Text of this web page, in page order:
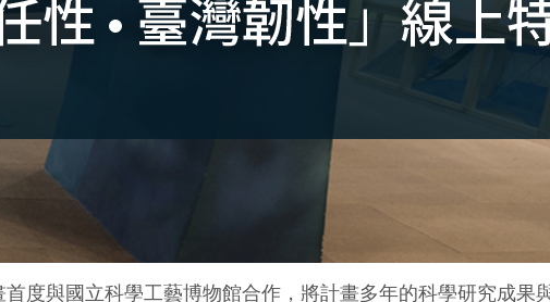
與國立科學工藝博物館合作，將計畫多年的科學研究成果